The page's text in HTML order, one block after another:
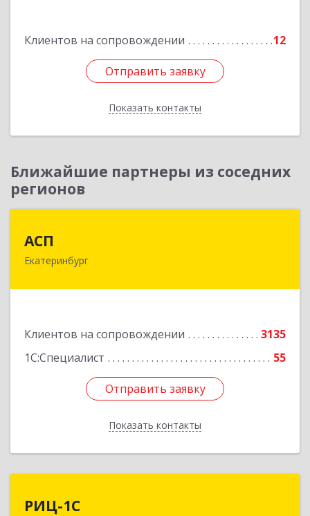
Клиентов на сопровождении 12
Отправить заявку
Показать контакты
Отправить заявку
Назад
Ближайшие партнеры из соседних
регионов
АСП
Екатеринбург
Клиентов на сопровождении
3135
1С:Специалист
55
Отправить заявку
Показать контакты
620075, Свердловская обл, Екатеринбург г,
Отправить заявку
Назад
РИЦ-1С